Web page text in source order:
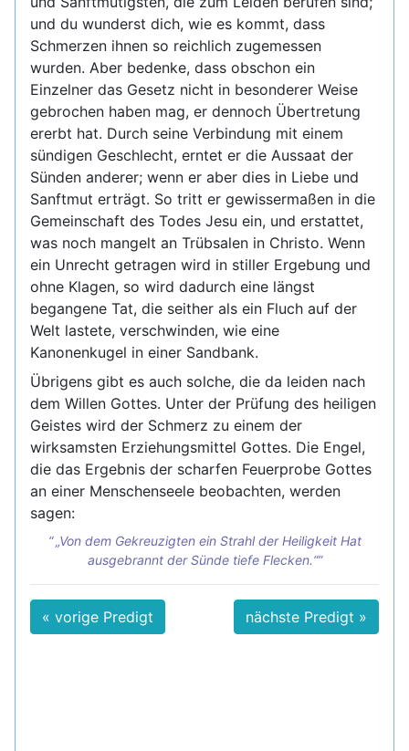
und du wunderst dich, wie es kommt, dass
Schmerzen ihnen so reichlich zugemessen
wurden. Aber bedenke, dass obschon ein
Einzelner das Gesetz nicht in besonderer Weise
gebrochen haben mag, er dennoch Übertretung
ererbt hat. Durch seine Verbindung mit einem
sündigen Geschlecht, erntet er die Aussaat der
Sünden anderer; wenn er aber dies in Liebe und
Sanftmut erträgt. So tritt er gewissermaßen in die
Gemeinschaft des Todes Jesu ein, und erstattet,
was noch mangelt an Trübsalen in Christo. Wenn
ein Unrecht getragen wird in stiller Ergebung und
ohne Klagen, so wird dadurch eine längst
begangene Tat, die seither als ein Fluch auf der
Welt lastete, verschwinden, wie eine
Kanonenkugel in einer Sandbank.
Übrigens gibt es auch solche, die da leiden nach
dem Willen Gottes. Unter der Prüfung des heiligen
Geistes wird der Schmerz zu einem der
wirksamsten Erziehungsmittel Gottes. Die Engel,
die das Ergebnis der scharfen Feuerprobe Gottes
an einer Menschenseele beobachten, werden
sagen:
„Von dem Gekreuzigten ein Strahl der Heiligkeit Hat
ausgebrannt der Sünde tiefe Flecken.“
« vorige Predigt nächste Predigt »